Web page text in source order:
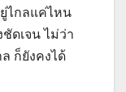
ไกลแค่ไหน
ดเจน ไม่ว่า
ก็ยังคงได้